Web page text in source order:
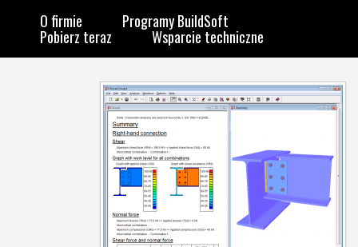
O firmie Programy BuildSoft
Pobierz teraz Wsparcie techniczne